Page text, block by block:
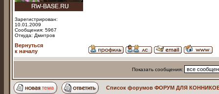
Зарегистрирован:
10.01.2009
Сообщения: 5967
Откуда: Дмитров
Вернуться
к началу
Показать сообщения:
Список форумов ФОРУМ ДЛЯ КОННИКОВ